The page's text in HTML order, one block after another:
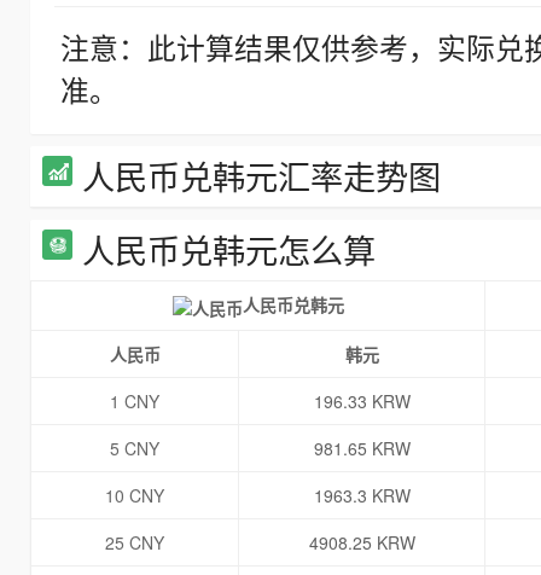
注意：此计算结果仅供参考，实际
准。
人民币兑韩元汇率走势图
人民币兑韩元怎么算
人民币兑韩元
人民币
韩元
1 CNY
196.33 KRW
5 CNY
981.65 KRW
10 CNY
1963.3 KRW
25 CNY
4908.25 KRW